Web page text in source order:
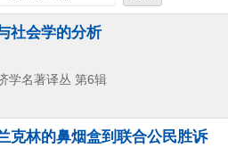
社会学的分析
学名著译丛 第6辑
克林的鼻烟盒到联合公民胜诉